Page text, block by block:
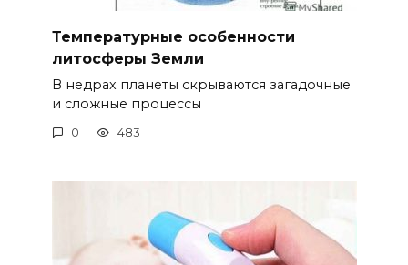
Температурные особенности
литосферы Земли
В недрах планеты скрываются загадочные
и сложные процессы
0 483